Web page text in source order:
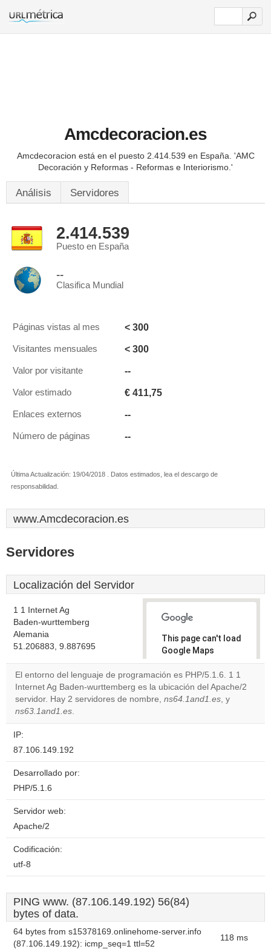
Amcdecoracion.es
Amcdecoracion está en el puesto 2.414.539 en España. 'AMC
Decoración y Reformas - Reformas e Interiorismo.'
Análisis Servidores
2.414.539
Puesto en España
--
Clasifica Mundial
Páginas vistas al mes < 300
Visitantes mensuales < 300
Valor por visitante --
Valor estimado € 411,75
Enlaces externos --
Número de páginas --
Última Actualización: 19/04/2018 . Datos estimados, lea el descargo de
responsabilidad.
www.Amcdecoracion.es
Servidores
Localización del Servidor
1 1 Internet Ag
Baden-wurttemberg
Alemania
51.206883, 9.887695
This page can't load
Google Maps
correctly.
Do you
own this
OK
El entorno del lenguaje de programación es PHP/5.1.6. 1 1
Internet Ag Baden-wurttemberg es la ubicación del Apache/2
servidor. Hay 2 servidores de nombre, ns64.1and1.es, y
ns63.1and1.es.
IP:
87.106.149.192
Desarrollado por:
PHP/5.1.6
Servidor web:
Apache/2
Codificación:
utf-8
PING www. (87.106.149.192) 56(84)
bytes of data.
64 bytes from s15378169.onlinehome-server.info
(87.106.149.192): icmp_seq=1 ttl=52
118 ms